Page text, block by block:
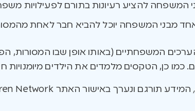
המשפחה להציע רעיונות בתורם לפעילויות
מבני המשפחה יוכל להביא חבר לאחת
המשפחתיים (באותו אופן שבו המסורות,
כמו כן, הטקסים מלמדים את הילדים
, המידע תורגם ונערך באישור האתר Raising Children Network.